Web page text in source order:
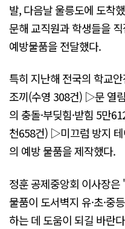
발, 다음날 울릉도에 도착
문해 교직원과 학생들을
예방물품을 전달했다.
특히 지난해 전국의 학교
조끼(수영 308건) ▷문 열
의 충돌·부딪힘·받힘 5만
천658건) ▷미끄럼 방지
의 예방 물품을 제작했다.
정훈 공제중앙회 이사장
물품이 도서벽지 유·초·중
하는 데 도움이 되길 바란